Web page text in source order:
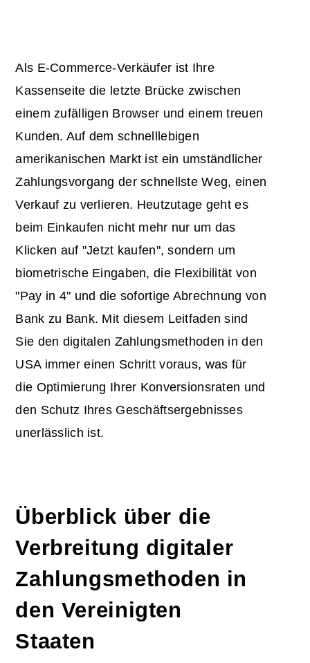
Als E-Commerce-Verkäufer ist Ihre
Kassenseite die letzte Brücke zwischen
einem zufälligen Browser und einem treuen
Kunden. Auf dem schnelllebigen
amerikanischen Markt ist ein umständlicher
Zahlungsvorgang der schnellste Weg, einen
Verkauf zu verlieren. Heutzutage geht es
beim Einkaufen nicht mehr nur um das
Klicken auf "Jetzt kaufen", sondern um
biometrische Eingaben, die Flexibilität von
"Pay in 4" und die sofortige Abrechnung von
Bank zu Bank. Mit diesem Leitfaden sind
Sie den digitalen Zahlungsmethoden in den
USA immer einen Schritt voraus, was für
die Optimierung Ihrer Konversionsraten und
den Schutz Ihres Geschäftsergebnisses
unerlässlich ist.
Überblick über die
Verbreitung digitaler
Zahlungsmethoden in
den Vereinigten
Staaten